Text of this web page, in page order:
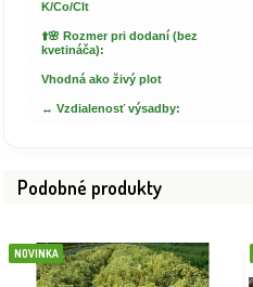
K/Co/Clt
⬆️🌸 Rozmer pri dodaní (bez
kvetináča):
Vhodná ako živý plot
↔️ Vzdialenosť výsadby:
Podobné produkty
NOVINKA